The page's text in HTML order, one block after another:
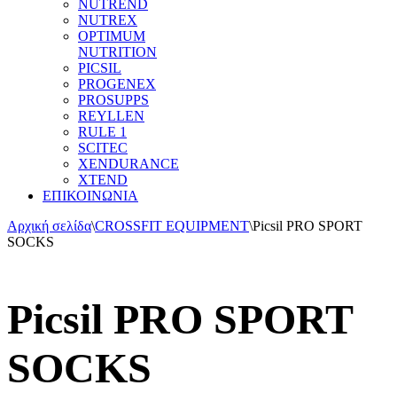
NUTREND
NUTREX
OPTIMUM
NUTRITION
PICSIL
PROGENEX
PROSUPPS
REYLLEN
RULE 1
SCITEC
XENDURANCE
XTEND
ΕΠΙΚΟΙΝΩΝΙΑ
Αρχική σελίδα\CROSSFIT EQUIPMENT\Picsil PRO SPORT
SOCKS
Picsil PRO SPORT
SOCKS